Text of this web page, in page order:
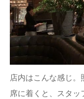
店内はこんな感じ。
席に着くと、スタッ